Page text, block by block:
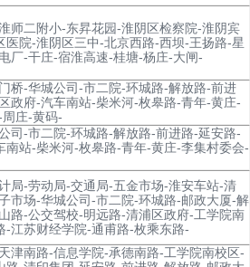
师二附小-东昇花园-淮阴区检察院-淮阴宾
院-淮阴区三中-北京西路-西坝-王扬路-星
厂-干庄-宿淮高速-桂塘-杨庄-大闸-
桥-华城公司-市二院-环城路-解放路-前进
政府-汽车南站-柴米河-枚皋路-青年-黄庄-
庄-黄码-
司-市二院-环城路-解放路-前进路-延安路-
站-柴米河-枚皋路-青年-黄庄-李集村委会-
局-劳动局-交通局-五金市场-淮安车站-清
市场-华城公司-市二院-环城路-邮政大厦-解
路-公交驾校-明远路-清浦区政府-工学院南
江苏财经学院-通甫路-枚乘东路-
津南路-信息学院-承德南路-工学院南校区-